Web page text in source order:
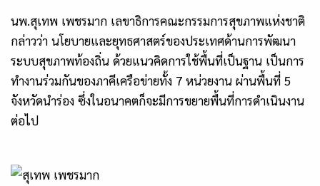
นพ.สุเทพ เพชรมาก เลขาธิการคณะกรรมการสุขภาพแห่งชาติ
กล่าวว่า นโยบายและยุทธศาสตร์ของประเทศด้านการพัฒนา
ระบบสุขภาพท้องถิ่น ด้วยแนวคิดการใช้พื้นที่เป็นฐาน เป็นการ
ทำงานร่วมกันของภาคีเครือข่ายทั้ง 7 หน่วยงาน ผ่านพื้นที่ 5
จังหวัดนำร่อง ซึ่งในอนาคตก็จะมีการขยายพื้นที่การดำเนินงาน
ต่อไป